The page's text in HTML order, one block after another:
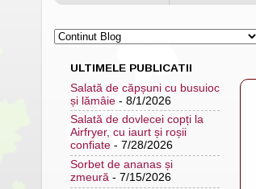
ULTIMELE PUBLICATII
Salată de căpșuni cu busuioc
și lămâie - 8/1/2026
Salată de dovlecei copți la
Airfryer, cu iaurt și roșii
confiate - 7/28/2026
Sorbet de ananas și
zmeură - 7/15/2026